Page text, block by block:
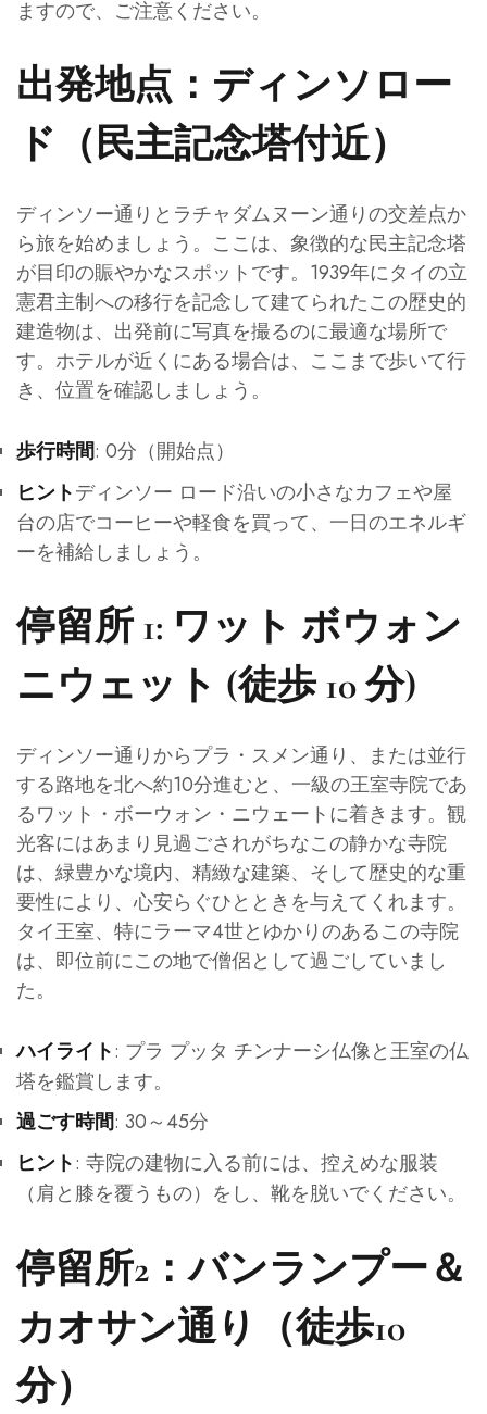
ますので、ご注意ください。
出発地点：ディンソロー
ド（民主記念塔付近）
ディンソー通りとラチャダムヌーン通りの交差点か
ら旅を始めましょう。ここは、象徴的な民主記念塔
が目印の賑やかなスポットです。1939年にタイの立
憲君主制への移行を記念して建てられたこの歴史的
建造物は、出発前に写真を撮るのに最適な場所で
す。ホテルが近くにある場合は、ここまで歩いて行
き、位置を確認しましょう。
歩行時間: 0分（開始点）
ヒントディンソー ロード沿いの小さなカフェや屋
台の店でコーヒーや軽食を買って、一日のエネルギ
ーを補給しましょう。
停留所 1: ワット ボウォン
ニウェット (徒歩 10 分)
ディンソー通りからプラ・スメン通り、または並行
する路地を北へ約10分進むと、一級の王室寺院であ
るワット・ボーウォン・ニウェートに着きます。観
光客にはあまり見過ごされがちなこの静かな寺院
は、緑豊かな境内、精緻な建築、そして歴史的な重
要性により、心安らぐひとときを与えてくれます。
タイ王室、特にラーマ4世とゆかりのあるこの寺院
は、即位前にこの地で僧侶として過ごしていまし
た。
ハイライト: プラ プッタ チンナーシ仏像と王室の仏
塔を鑑賞します。
過ごす時間: 30～45分
ヒント: 寺院の建物に入る前には、控えめな服装
（肩と膝を覆うもの）をし、靴を脱いでください。
停留所2：バンランプー＆
カオサン通り（徒歩10
分）